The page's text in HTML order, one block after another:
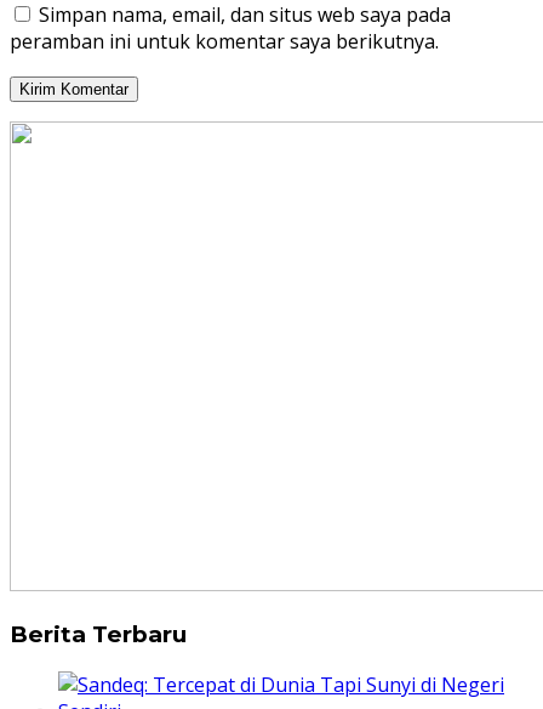
Simpan nama, email, dan situs web saya pada
peramban ini untuk komentar saya berikutnya.
Berita Terbaru